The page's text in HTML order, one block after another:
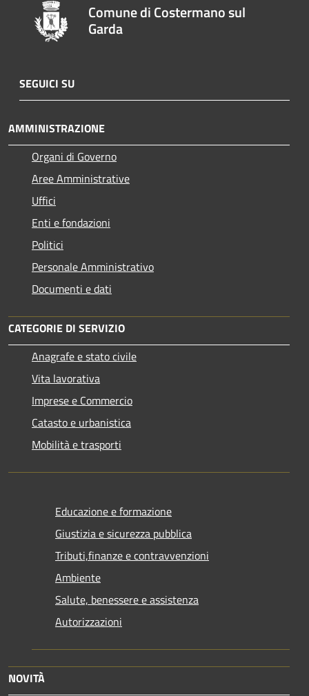
Comune di Costermano sul
Garda
SEGUICI SU
AMMINISTRAZIONE
Organi di Governo
Aree Amministrative
Uffici
Enti e fondazioni
Politici
Personale Amministrativo
Documenti e dati
CATEGORIE DI SERVIZIO
Anagrafe e stato civile
Vita lavorativa
Imprese e Commercio
Catasto e urbanistica
Mobilità e trasporti
Educazione e formazione
Giustizia e sicurezza pubblica
Tributi,finanze e contravvenzioni
Ambiente
Salute, benessere e assistenza
Autorizzazioni
NOVITÀ